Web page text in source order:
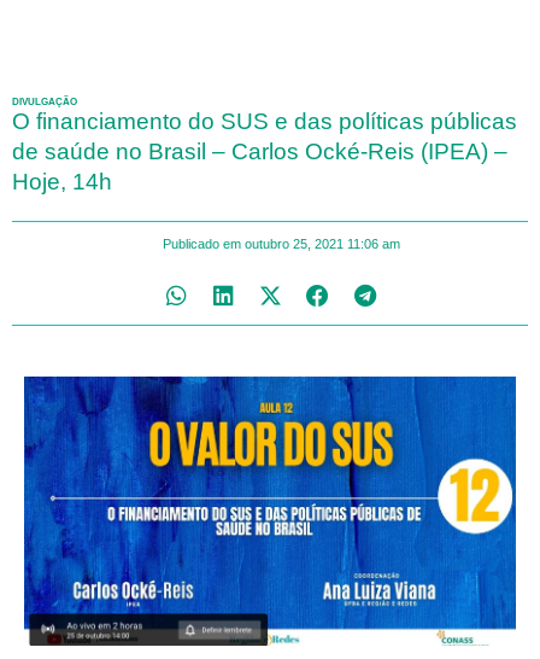
DIVULGAÇÃO
O financiamento do SUS e das políticas públicas
de saúde no Brasil – Carlos Ocké-Reis (IPEA) –
Hoje, 14h
Publicado em outubro 25, 2021 11:06 am